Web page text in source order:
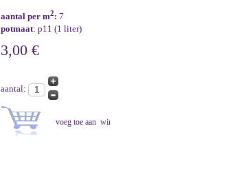
aantal per m2: 7
potmaat: p11 (1 liter)
3,00 €
aantal: